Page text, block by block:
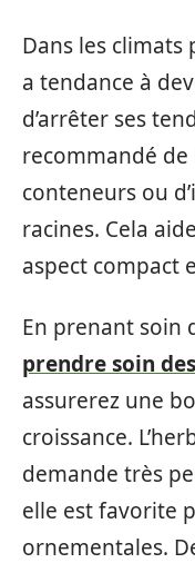
Dans les climats
a tendance à
d’arrêter ses
recommandé
conteneurs ou
racines. Cela
aspect compact
En prenant soin
prendre soin
assurerez une
croissance.
demande très
elle est favorite
ornementales.